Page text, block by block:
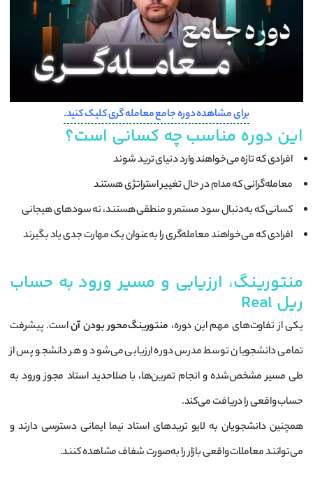
برای مشاهده دوره جامع معامله گری کلیک کنید.
این دوره مناسب چه کسانی است؟
افرادی که تازه می‌خواهند وارد دنیای ترید شوند
معامله‌گرانی که مدام در حال تغییر استراتژی هستند
کسانی که به‌دنبال سود مستمر و منطقی هستند، نه سودهای هیجانی
افرادی که می‌خواهند معامله‌گری را به‌عنوان یک مهارت جدی یاد بگیرند
منتورینگ، ارزیابی و مسیر ورود به حساب
ریل Real
یکی از تفاوت‌های مهم این دوره، منتورینگ‌محور بودن آناست. پیشرفت
تمامی دانشجویان توسط مدرس دوره ارزیابی می‌شود و هر دانشجو پس از
طی مسیر مشخص‌شده و انجام تمرین‌ها، با صلاحدید استاد مجوز ورود به
حساب واقعی را دریافت می‌کند.
همچنین دانشجویان به لایو تریدهای استاد نیما ایمانی دسترسی دارند و
می‌توانند معاملات واقعی بازار را به‌صورت شفاف مشاهده کنند.